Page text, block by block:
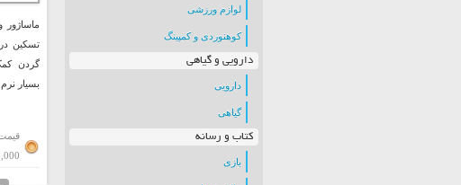
لوازم ورزشی
کوهنوردی و کمپینگ
دارویی و گیاهی
دارویی
گیاهی
کتاب و رسانه
بازی
تسکین
گردن
بسیار